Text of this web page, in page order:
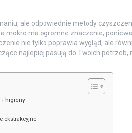
ale odpowiednie metody
mokro ma ogromne znaczenie,
nie tylko poprawia wygląd, ale
najlepiej pasują do Twoich potrzeb,
i higieny
ekstrakcyjne